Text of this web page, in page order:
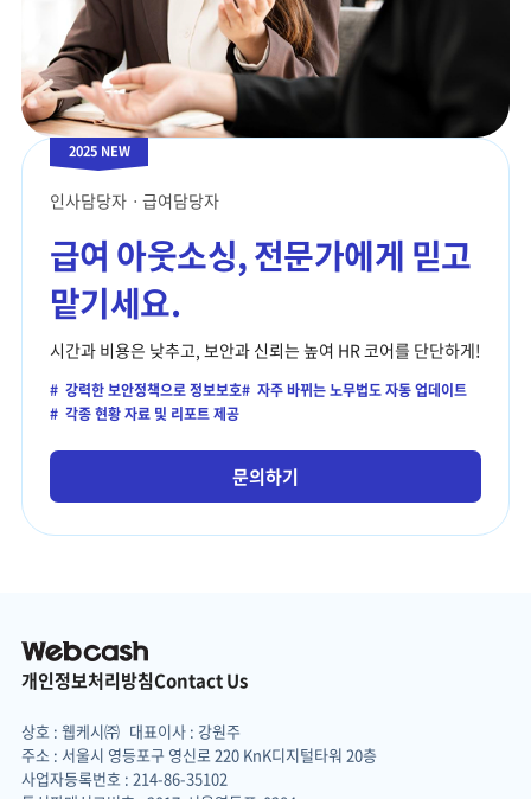
2025 NEW
인사담당자ㆍ급여담당자
급여 아웃소싱,전문가에게 믿고
맡기세요.
시간과 비용은 낮추고, 보안과 신뢰는 높여 HR 코어를 단단하게!
# 강력한 보안정책으로 정보보호# 자주 바뀌는 노무법도 자동 업데이트
# 각종 현황 자료 및 리포트 제공
문의하기
개인정보처리방침Contact Us
상호 : 웹케시㈜ 대표이사 : 강원주
주소 : 서울시 영등포구 영신로 220 KnK디지털타워 20층
사업자등록번호 : 214-86-35102